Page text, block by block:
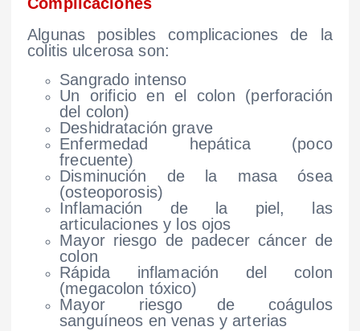
Algunas posibles complicaciones de la
colitis ulcerosa son:
Sangrado intenso
Un orificio en el colon (perforación
del colon)
Deshidratación grave
Enfermedad hepática (poco
frecuente)
Disminución de la masa ósea
(osteoporosis)
Inflamación de la piel, las
articulaciones y los ojos
Mayor riesgo de padecer cáncer de
colon
Rápida inflamación del colon
(megacolon tóxico)
Mayor riesgo de coágulos
sanguíneos en venas y arterias